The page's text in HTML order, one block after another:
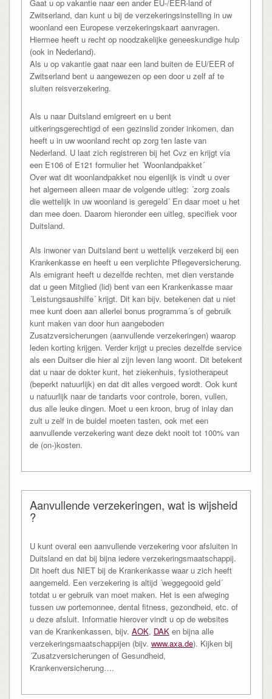
Gaat u op vakantie naar een ander EU-/EER-land of
Zwitserland, dan kunt u bij de verzekeringsinstelling in uw
woonland een Europese verzekeringskaart aanvragen.
Hiermee heeft u recht op noodzakelijke geneeskundige hulp
(ook in Nederland).
Als u op vakantie gaat naar een land buiten de EU/EER of
Zwitserland bent u aangewezen op een door u zelf af te
sluiten reisverzekering.
Als u naar Duitsland emigreert en u bent
uitkeringsgerechtigd of een gezinslid zonder inkomen, dan
heeft u in uw woonland recht op zorg ten laste van
Nederland. U laat zich registreren bij het Cvz en krijgt via
een E106 of E121 formulier het ´Woonlandpakket´
Over wat dit woonlandpakket nou eigenlijk is vindt u over
het algemeen alleen maar de volgende uitleg: ´zorg zoals
die wettelijk in uw woonland is geregeld´ En daar moet u het
dan mee doen. Daarom hieronder een uitleg, specifiek voor
Duitsland.
Als inwoner van Duitsland bent u wettelijk verzekerd bij een
Krankenkasse en heeft u een verplichte Pflegeversicherung.
Als emigrant heeft u dezelfde rechten, met dien verstande
dat u geen Mitglied (lid) bent van een Krankenkasse maar
´Leistungsaushilfe´ krijgt. Dit kan bijv. betekenen dat u niet
mee kunt doen aan allerlei bonus programma´s of gebruik
kunt maken van door hun aangeboden
Zusatzversicherungen (aanvullende verzekeringen) waarop
leden korting krijgen. Verder krijgt u precies dezelfde service
als een Duitser die hier al zijn leven lang woont. Dit betekent
dat u naar de dokter kunt, het ziekenhuis, fysiotherapeut
(beperkt natuurlijk) en dat dit alles vergoed wordt. Ook kunt
u natuurlijk naar de tandarts voor controle, boren, vullen,
dus alle leuke dingen. Moet u een kroon, brug of inlay dan
zult u zelf in de buidel moeten tasten, ook met een
aanvullende verzekering want deze dekt nooit tot 100% van
de (on-)kosten.
Aanvullende verzekeringen, wat is wijsheid
?
U kunt overal een aanvullende verzekering voor afsluiten in
Duitsland en dat bij bijna iedere verzekeringsmaatschappij.
Dit hoeft dus NIET bij de Krankenkasse waar u zich heeft
aangemeld. Een verzekering is altijd ´weggegooid geld´
totdat u er gebruik van moet maken. Het is een afweging
tussen uw portemonnee, dental fitness, gezondheid, etc. of
u deze afsluit. Informatie hierover vindt u op de websites
van de Krankenkassen, bijv. AOK, DAKen bijna alle
verzekeringsmaatschappijen (bijv. www.axa.de). Kijken bij
´Zusatzversicherungen of Gesundheid,
Krankenversicherung….